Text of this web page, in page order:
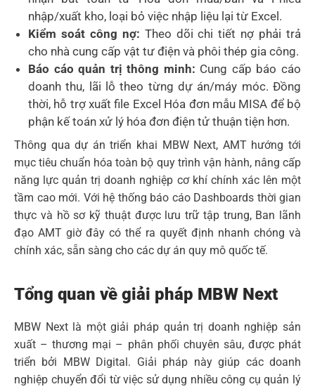
nhập/xuất kho, loại bỏ việc nhập liệu lại từ Excel.
Kiểm soát công nợ: Theo dõi chi tiết nợ phải trả
cho nhà cung cấp vật tư điện và phôi thép gia công.
Báo cáo quản trị thông minh: Cung cấp báo cáo
doanh thu, lãi lỗ theo từng dự án/máy móc. Đồng
thời, hỗ trợ xuất file Excel Hóa đơn mẫu MISA để bộ
phận kế toán xử lý hóa đơn điện tử thuận tiện hơn.
Thông qua dự án triển khai MBW Next, AMT hướng tới
mục tiêu chuẩn hóa toàn bộ quy trình vận hành, nâng cấp
năng lực quản trị doanh nghiệp cơ khí chính xác lên một
tầm cao mới. Với hệ thống báo cáo Dashboards thời gian
thực và hồ sơ kỹ thuật được lưu trữ tập trung, Ban lãnh
đạo AMT giờ đây có thể ra quyết định nhanh chóng và
chính xác, sẵn sàng cho các dự án quy mô quốc tế.
Tổng quan về giải pháp MBW Next
MBW Next là một giải pháp quản trị doanh nghiệp sản
xuất – thương mại – phân phối chuyên sâu, được phát
triển bởi MBW Digital. Giải pháp này giúp các doanh
nghiệp chuyển đổi từ việc sử dụng nhiều công cụ quản lý